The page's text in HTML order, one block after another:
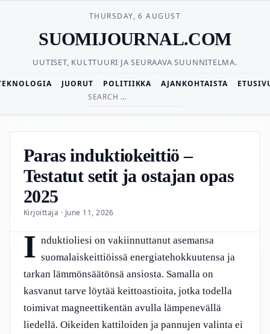
THURSDAY, 6 AUGUST
SUOMIJOURNAL.COM
UUTISET, KULTTUURI JA SEURAAVA SUUNNITELMA.
JUORUT POLITIIKKA AJANKOHTAISTA
Search
Paras induktiokeittiö –
Testatut setit ja ostajan opas
2025
Kirjoittaja · June 11, 2026
I nduktioliesi on vakiinnuttanut asemansa
suomalaiskeittiöissä energiatehokkuutensa ja
tarkan lämmönsäätönsä ansiosta. Samalla on
kasvanut tarve löytää keittoastioita, jotka todella
toimivat magneettikentän avulla lämpenevällä
liedellä. Oikeiden kattiloiden ja pannujen valinta ei